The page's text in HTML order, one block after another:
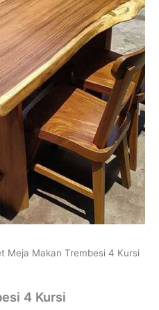
Meja Makan Trembesi 4 Kursi
4 Kursi